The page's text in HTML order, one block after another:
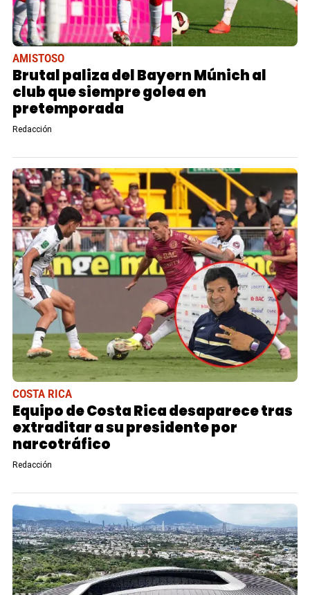
AMISTOSO
Brutal paliza del Bayern Múnich al
club que siempre golea en
pretemporada
Redacción
COSTA RICA
Equipo de Costa Rica desaparece tras
extraditar a su presidente por
narcotráfico
Redacción